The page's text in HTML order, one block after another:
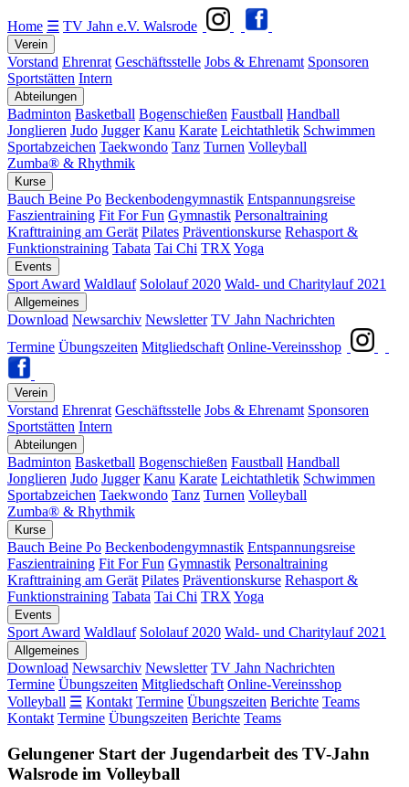
Home ☰ TV Jahn e.V. Walsrode
Verein
Vorstand Ehrenrat Geschäftsstelle Jobs & Ehrenamt Sponsoren
Sportstätten Intern
Abteilungen
Badminton Basketball Bogenschießen Faustball Handball
Jonglieren Judo Jugger Kanu Karate Leichtathletik Schwimmen
Sportabzeichen Taekwondo Tanz Turnen Volleyball
Zumba® & Rhythmik
Kurse
Bauch Beine Po Beckenbodengymnastik Entspannungsreise
Faszientraining Fit For Fun Gymnastik Personaltraining
Krafttraining am Gerät Pilates Präventionskurse Rehasport &
Funktionstraining Tabata Tai Chi TRX Yoga
Events
Sport Award Waldlauf Sololauf 2020 Wald- und Charitylauf 2021
Allgemeines
Download Newsarchiv Newsletter TV Jahn Nachrichten
Termine Übungszeiten Mitgliedschaft Online-Vereinsshop
Verein
Vorstand Ehrenrat Geschäftsstelle Jobs & Ehrenamt Sponsoren
Sportstätten Intern
Abteilungen
Badminton Basketball Bogenschießen Faustball Handball
Jonglieren Judo Jugger Kanu Karate Leichtathletik Schwimmen
Sportabzeichen Taekwondo Tanz Turnen Volleyball
Zumba® & Rhythmik
Kurse
Bauch Beine Po Beckenbodengymnastik Entspannungsreise
Faszientraining Fit For Fun Gymnastik Personaltraining
Krafttraining am Gerät Pilates Präventionskurse Rehasport &
Funktionstraining Tabata Tai Chi TRX Yoga
Events
Sport Award Waldlauf Sololauf 2020 Wald- und Charitylauf 2021
Allgemeines
Download Newsarchiv Newsletter TV Jahn Nachrichten
Termine Übungszeiten Mitgliedschaft Online-Vereinsshop
Volleyball ☰ Kontakt Termine Übungszeiten Berichte Teams
Kontakt Termine Übungszeiten Berichte Teams
Gelungener Start der Jugendarbeit des TV-Jahn
Walsrode im Volleyball